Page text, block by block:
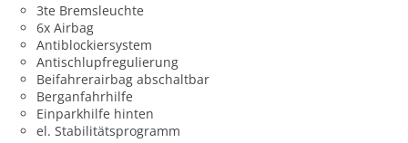
3te Bremsleuchte
6x Airbag
Antiblockiersystem
Antischlupfregulierung
Beifahrerairbag abschaltbar
Berganfahrhilfe
Einparkhilfe hinten
el. Stabilitätsprogramm